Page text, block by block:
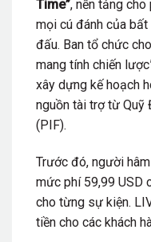
Time”, nền tảng
mọi cú đánh của
đấu. Ban tổ chức
mang tính chiến
xây dựng kế hoạch
nguồn tài trợ từ Quỹ
(PIF).
Trước đó, người
mức phí 59,99 USD
cho từng sự kiện.
tiền cho các khách